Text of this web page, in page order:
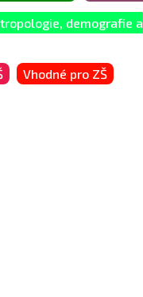
demografie a
Vhodné pro ZŠ